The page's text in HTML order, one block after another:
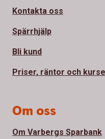
Kontakta oss
Spärrhjälp
Bli kund
Priser, räntor och
Om oss
Om Varbergs Sparbank